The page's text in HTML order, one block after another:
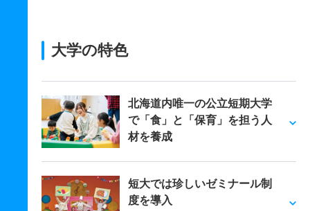
大学の特色
北海道内唯一の公立短期大学
で「食」と「保育」を担う人
材を養成
短大では珍しいゼミナール制
度を導入